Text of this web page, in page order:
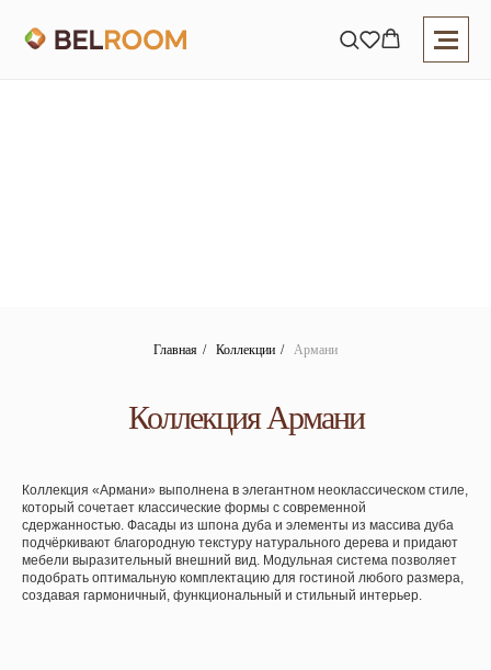
Главная / Коллекции / Армани
Коллекция Армани
Коллекция «Армани» выполнена в элегантном неоклассическом стиле,
который сочетает классические формы с современной
сдержанностью. Фасады из шпона дуба и элементы из массива дуба
подчёркивают благородную текстуру натурального дерева и придают
мебели выразительный внешний вид. Модульная система позволяет
подобрать оптимальную комплектацию для гостиной любого размера,
создавая гармоничный, функциональный и стильный интерьер.